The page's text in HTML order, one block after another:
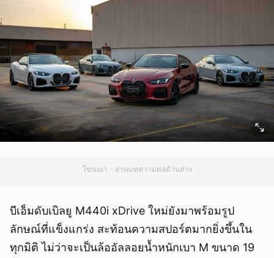
โฆษณา - อ่านบทความต่อด้านล่าง
บีเอ็มดับเบิลยู M440i xDrive ใหม่ยังมาพร้อมรูป
ลักษณ์ที่แข็งแกร่ง สะท้อนความสปอร์ตมากยิ่งขึ้นใน
ทุกมิติ ไม่ว่าจะเป็นล้ออัลลอยน้ำหนักเบา M ขนาด 19